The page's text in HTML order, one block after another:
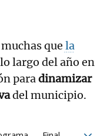
que la
largo del año en
paradinamizar
del municipio.